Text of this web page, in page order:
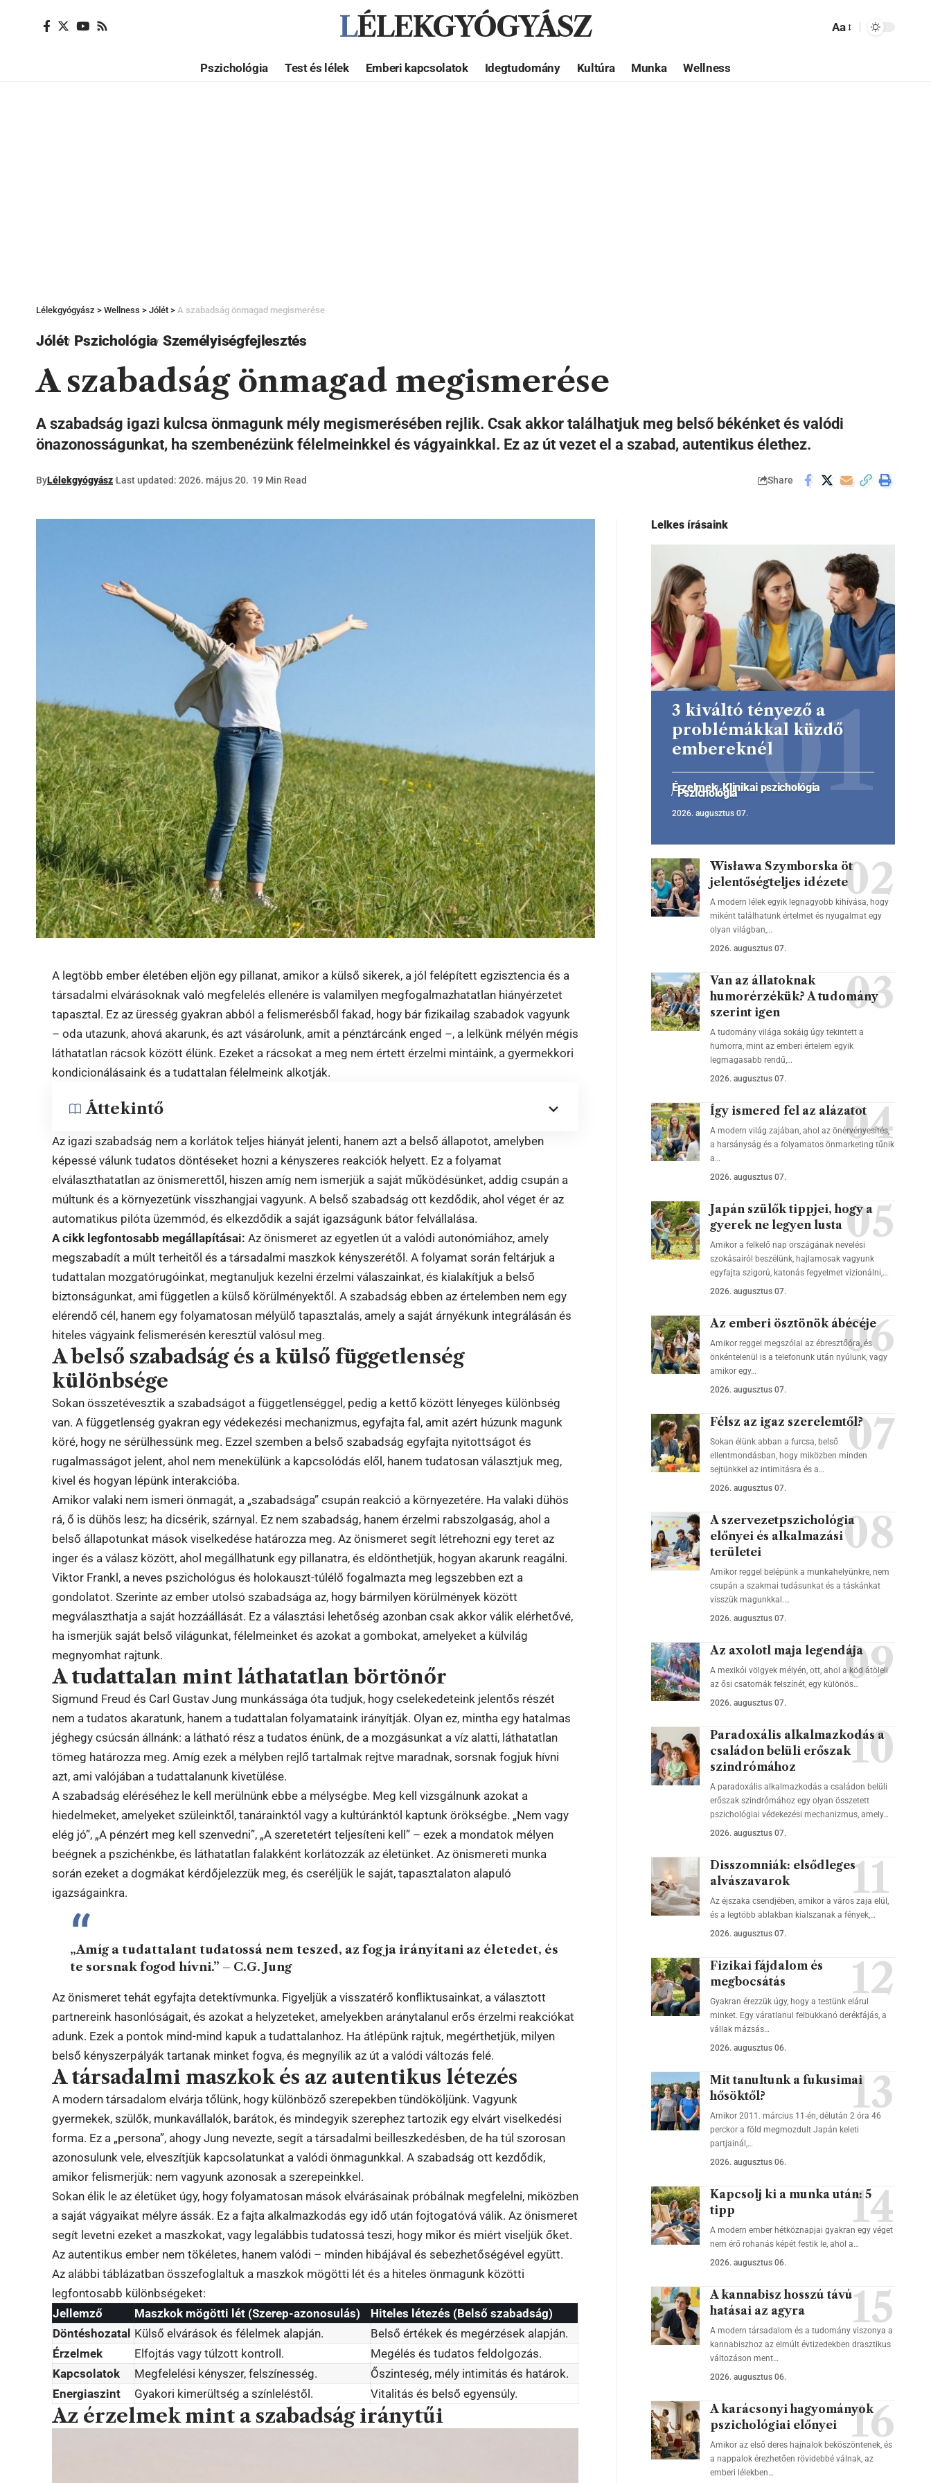
LÉLEKGYÓGYÁSZ Aa
Pszichológia Test és lélek Emberi kapcsolatok Idegtudomány Kultúra Munka Wellness
Lélekgyógyász > Wellness > Jólét > A szabadság önmagad megismerése
Jólét Pszichológia Személyiségfejlesztés
A szabadság önmagad megismerése
A szabadság igazi kulcsa önmagunk mély megismerésében rejlik. Csak akkor találhatjuk meg belső békénket és valódi
önazonosságunkat, ha szembenézünk félelmeinkkel és vágyainkkal. Ez az út vezet el a szabad, autentikus élethez.
ByLélekgyógyász Last updated: 2026. május 20. 19 Min Read Share
A legtöbb ember életében eljön egy pillanat, amikor a külső sikerek, a jól felépített egzisztencia és a
társadalmi elvárásoknak való megfelelés ellenére is valamilyen megfogalmazhatatlan hiányérzetet
tapasztal. Ez az üresség gyakran abból a felismerésből fakad, hogy bár fizikailag szabadok vagyunk
– oda utazunk, ahová akarunk, és azt vásárolunk, amit a pénztárcánk enged –, a lelkünk mélyén mégis
láthatatlan rácsok között élünk. Ezeket a rácsokat a meg nem értett érzelmi mintáink, a gyermekkori
kondicionálásaink és a tudattalan félelmeink alkotják.
Áttekintő
Az igazi szabadság nem a korlátok teljes hiányát jelenti, hanem azt a belső állapotot, amelyben
képessé válunk tudatos döntéseket hozni a kényszeres reakciók helyett. Ez a folyamat
elválaszthatatlan az önismerettől, hiszen amíg nem ismerjük a saját működésünket, addig csupán a
múltunk és a környezetünk visszhangjai vagyunk. A belső szabadság ott kezdődik, ahol véget ér az
automatikus pilóta üzemmód, és elkezdődik a saját igazságunk bátor felvállalása.
A cikk legfontosabb megállapításai: Az önismeret az egyetlen út a valódi autonómiához, amely
megszabadít a múlt terheitől és a társadalmi maszkok kényszerétől. A folyamat során feltárjuk a
tudattalan mozgatórugóinkat, megtanuljuk kezelni érzelmi válaszainkat, és kialakítjuk a belső
biztonságunkat, ami független a külső körülményektől. A szabadság ebben az értelemben nem egy
elérendő cél, hanem egy folyamatosan mélyülő tapasztalás, amely a saját árnyékunk integrálásán és
hiteles vágyaink felismerésén keresztül valósul meg.
A belső szabadság és a külső függetlenség
különbsége
Sokan összetévesztik a szabadságot a függetlenséggel, pedig a kettő között lényeges különbség
van. A függetlenség gyakran egy védekezési mechanizmus, egyfajta fal, amit azért húzunk magunk
köré, hogy ne sérülhessünk meg. Ezzel szemben a belső szabadság egyfajta nyitottságot és
rugalmasságot jelent, ahol nem menekülünk a kapcsolódás elől, hanem tudatosan választjuk meg,
kivel és hogyan lépünk interakcióba.
Amikor valaki nem ismeri önmagát, a „szabadsága” csupán reakció a környezetére. Ha valaki dühös
rá, ő is dühös lesz; ha dicsérik, szárnyal. Ez nem szabadság, hanem érzelmi rabszolgaság, ahol a
belső állapotunkat mások viselkedése határozza meg. Az önismeret segít létrehozni egy teret az
inger és a válasz között, ahol megállhatunk egy pillanatra, és eldönthetjük, hogyan akarunk reagálni.
Viktor Frankl, a neves pszichológus és holokauszt-túlélő fogalmazta meg legszebben ezt a
gondolatot. Szerinte az ember utolsó szabadsága az, hogy bármilyen körülmények között
megválaszthatja a saját hozzáállását. Ez a választási lehetőség azonban csak akkor válik elérhetővé,
ha ismerjük saját belső világunkat, félelmeinket és azokat a gombokat, amelyeket a külvilág
megnyomhat rajtunk.
A tudattalan mint láthatatlan börtönőr
Sigmund Freud és Carl Gustav Jung munkássága óta tudjuk, hogy cselekedeteink jelentős részét
nem a tudatos akaratunk, hanem a tudattalan folyamataink irányítják. Olyan ez, mintha egy hatalmas
jéghegy csúcsán állnánk: a látható rész a tudatos énünk, de a mozgásunkat a víz alatti, láthatatlan
tömeg határozza meg. Amíg ezek a mélyben rejlő tartalmak rejtve maradnak, sorsnak fogjuk hívni
azt, ami valójában a tudattalanunk kivetülése.
A szabadság eléréséhez le kell merülnünk ebbe a mélységbe. Meg kell vizsgálnunk azokat a
hiedelmeket, amelyeket szüleinktől, tanárainktól vagy a kultúránktól kaptunk örökségbe. „Nem vagy
elég jó”, „A pénzért meg kell szenvedni”, „A szeretetért teljesíteni kell” – ezek a mondatok mélyen
beégnek a pszichénkbe, és láthatatlan falakként korlátozzák az életünket. Az önismereti munka
során ezeket a dogmákat kérdőjelezzük meg, és cseréljük le saját, tapasztalaton alapuló
igazságainkra.
„Amíg a tudattalant tudatossá nem teszed, az fogja irányítani az életedet, és
te sorsnak fogod hívni.” – C.G. Jung
Az önismeret tehát egyfajta detektívmunka. Figyeljük a visszatérő konfliktusainkat, a választott
partnereink hasonlóságait, és azokat a helyzeteket, amelyekben aránytalanul erős érzelmi reakciókat
adunk. Ezek a pontok mind-mind kapuk a tudattalanhoz. Ha átlépünk rajtuk, megérthetjük, milyen
belső kényszerpályák tartanak minket fogva, és megnyílik az út a valódi változás felé.
A társadalmi maszkok és az autentikus létezés
A modern társadalom elvárja tőlünk, hogy különböző szerepekben tündököljünk. Vagyunk
gyermekek, szülők, munkavállalók, barátok, és mindegyik szerephez tartozik egy elvárt viselkedési
forma. Ez a „persona”, ahogy Jung nevezte, segít a társadalmi beilleszkedésben, de ha túl szorosan
azonosulunk vele, elveszítjük kapcsolatunkat a valódi önmagunkkal. A szabadság ott kezdődik,
amikor felismerjük: nem vagyunk azonosak a szerepeinkkel.
Sokan élik le az életüket úgy, hogy folyamatosan mások elvárásainak próbálnak megfelelni, miközben
a saját vágyaikat mélyre ássák. Ez a fajta alkalmazkodás egy idő után fojtogatóvá válik. Az önismeret
segít levetni ezeket a maszkokat, vagy legalábbis tudatossá teszi, hogy mikor és miért viseljük őket.
Az autentikus ember nem tökéletes, hanem valódi – minden hibájával és sebezhetőségével együtt.
Az alábbi táblázatban összefoglaltuk a maszkok mögötti lét és a hiteles önmagunk közötti
legfontosabb különbségeket:
Jellemző
Maszkok mögötti lét (Szerep-azonosulás)
Hiteles létezés (Belső szabadság)
Döntéshozatal Külső elvárások és félelmek alapján.
Belső értékek és megérzések alapján.
Érzelmek
Elfojtás vagy túlzott kontroll.
Megélés és tudatos feldolgozás.
Kapcsolatok
Megfelelési kényszer, felszínesség.
Őszinteség, mély intimitás és határok.
Energiaszint
Gyakori kimerültség a színleléstől. Vitalitás és belső egyensúly.
Az érzelmek mint a szabadság iránytűi
Lelkes írásaink
3 kiváltó tényező a
problémákkal küzdő
embereknél
Érzelmek Klinikai pszichológia
Pszichológia
2026. augusztus 07.
Wisława Szymborska öt
jelentőségteljes idézete
A modern lélek egyik legnagyobb kihívása, hogy
miként találhatunk értelmet és nyugalmat egy
olyan világban,…
2026. augusztus 07.
Van az állatoknak
humorérzékük? A tudomány
szerint igen
A tudomány világa sokáig úgy tekintett a
humorra, mint az emberi értelem egyik
legmagasabb rendű,…
2026. augusztus 07.
Így ismered fel az alázatot
A modern világ zajában, ahol az önérvényesítés,
a harsányság és a folyamatos önmarketing tűnik
a…
2026. augusztus 07.
Japán szülők tippjei, hogy a
gyerek ne legyen lusta
Amikor a felkelő nap országának nevelési
szokásairól beszélünk, hajlamosak vagyunk
egyfajta szigorú, katonás fegyelmet vizionálni,…
2026. augusztus 07.
Az emberi ösztönök ábécéje
Amikor reggel megszólal az ébresztőóra, és
önkéntelenül is a telefonunk után nyúlunk, vagy
amikor egy…
2026. augusztus 07.
Félsz az igaz szerelemtől?
Sokan élünk abban a furcsa, belső
ellentmondásban, hogy miközben minden
sejtünkkel az intimitásra és a…
2026. augusztus 07.
A szervezetpszichológia
előnyei és alkalmazási
területei
Amikor reggel belépünk a munkahelyünkre, nem
csupán a szakmai tudásunkat és a táskánkat
visszük magunkkal.…
2026. augusztus 07.
Az axolotl maja legendája
A mexikói völgyek mélyén, ott, ahol a köd átöleli
az ősi csatornák felszínét, egy különös…
2026. augusztus 07.
Paradoxális alkalmazkodás a
családon belüli erőszak
szindrómához
A paradoxális alkalmazkodás a családon belüli
erőszak szindrómához egy olyan összetett
pszichológiai védekezési mechanizmus, amely…
2026. augusztus 07.
Disszomniák: elsődleges
alvászavarok
Az éjszaka csendjében, amikor a város zaja elül,
és a legtöbb ablakban kialszanak a fények,…
2026. augusztus 07.
Fizikai fájdalom és
megbocsátás
Gyakran érezzük úgy, hogy a testünk elárul
minket. Egy váratlanul felbukkanó derékfájás, a
vállak mázsás…
2026. augusztus 06.
Mit tanultunk a fukusimai
hősöktől?
Amikor 2011. március 11-én, délután 2 óra 46
perckor a föld megmozdult Japán keleti
partjainál,…
2026. augusztus 06.
Kapcsolj ki a munka után: 5
tipp
A modern ember hétköznapjai gyakran egy véget
nem érő rohanás képét festik le, ahol a…
2026. augusztus 06.
A kannabisz hosszú távú
hatásai az agyra
A modern társadalom és a tudomány viszonya a
kannabiszhoz az elmúlt évtizedekben drasztikus
változáson ment…
2026. augusztus 06.
A karácsonyi hagyományok
pszichológiai előnyei
Amikor az első deres hajnalok beköszöntenek, és
a nappalok érezhetően rövidebbé válnak, az
emberi lélekben…